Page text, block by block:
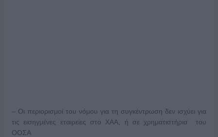
– Οι περιορισμοί του νόμου για τη συγκέντρωση δεν ισχύει για
τις εισηγμένες εταιρείες στο ΧΑΑ, ή σε χρηματιστήρια του
ΟΟΣΑ